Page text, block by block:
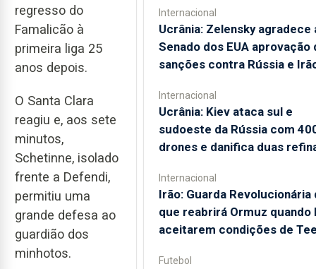
regresso do
Famalicão à
primeira liga 25
anos depois.
O Santa Clara
reagiu e, aos sete
minutos,
Schetinne, isolado
frente a Defendi,
permitiu uma
grande defesa ao
guardião dos
minhotos.
Internacional
Ucrânia: Zelensky agradece
Senado dos EUA aprovação
sanções contra Rússia e
Internacional
Ucrânia: Kiev ataca sul e
sudoeste da Rússia com
drones e danifica duas
Internacional
Irão: Guarda Revolucionária
que reabrirá Ormuz quando
aceitarem condições de
Futebol